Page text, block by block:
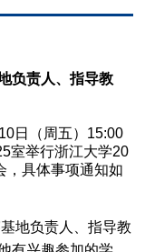
负责人、指导教
日（周五）15:00
室举行浙江大学20
，具体事项通知如
地负责人、指导教